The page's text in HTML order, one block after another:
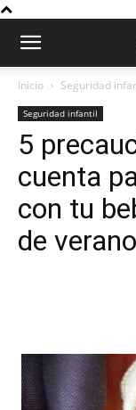
Inicio Seguridad
Seguridad infantil
5
cuenta
con tu
de verano